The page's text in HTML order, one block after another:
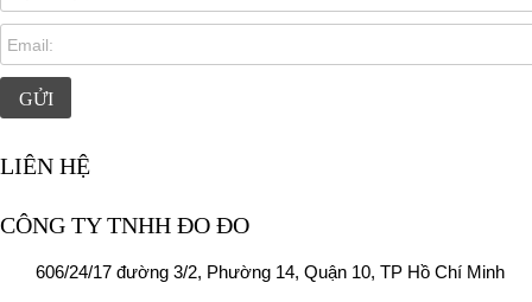
LIÊN HỆ
CÔNG TY TNHH ĐO ĐO
606/24/17 đường 3/2, Phường 14, Quận 10, TP Hồ Chí Minh